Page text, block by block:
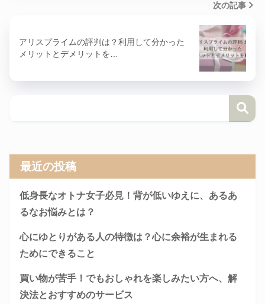
次の記事
アリスプライムの評判は？利用して分かった
メリットとデメリットを…
最近の投稿
低身長なオトナ女子必見！背が低いゆえに、あるあ
るなお悩みとは？
心にゆとりがある人の特徴は？心に余裕が生まれる
ためにできること
買い物が苦手！でもおしゃれを楽しみたい方へ、解
決法とおすすめのサービス